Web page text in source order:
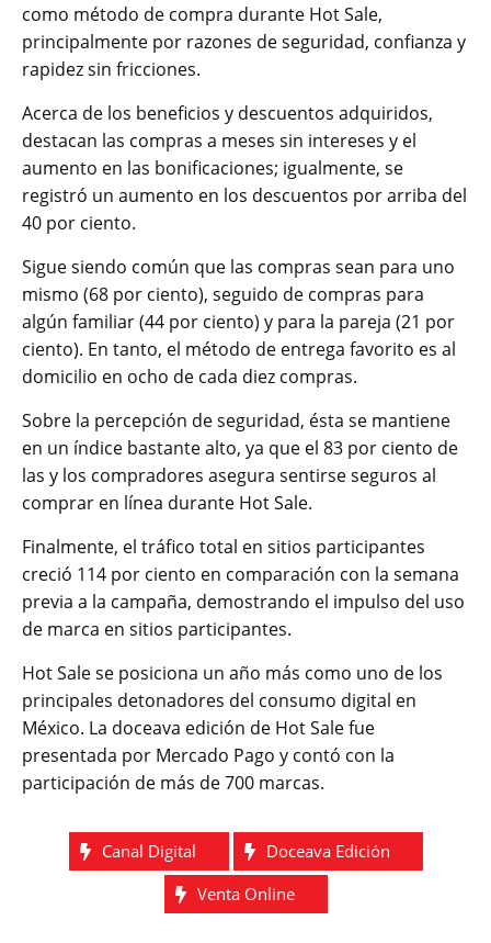
como método de compra durante Hot Sale,
principalmente por razones de seguridad, confianza y
rapidez sin fricciones.
Acerca de los beneficios y descuentos adquiridos,
destacan las compras a meses sin intereses y el
aumento en las bonificaciones; igualmente, se
registró un aumento en los descuentos por arriba del
40 por ciento.
Sigue siendo común que las compras sean para uno
mismo (68 por ciento), seguido de compras para
algún familiar (44 por ciento) y para la pareja (21 por
ciento). En tanto, el método de entrega favorito es al
domicilio en ocho de cada diez compras.
Sobre la percepción de seguridad, ésta se mantiene
en un índice bastante alto, ya que el 83 por ciento de
las y los compradores asegura sentirse seguros al
comprar en línea durante Hot Sale.
Finalmente, el tráfico total en sitios participantes
creció 114 por ciento en comparación con la semana
previa a la campaña, demostrando el impulso del uso
de marca en sitios participantes.
Hot Sale se posiciona un año más como uno de los
principales detonadores del consumo digital en
México. La doceava edición de Hot Sale fue
presentada por Mercado Pago y contó con la
participación de más de 700 marcas.
Canal Digital
Doceava Edición
Venta Online